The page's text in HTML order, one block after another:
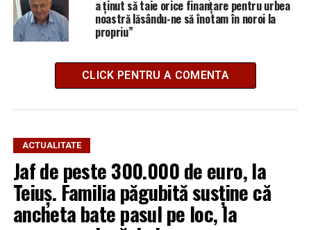
a ținut să taie orice finanțare pentru urbea
noastră lăsându-ne să înotam în noroi la
propriu”
CLICK PENTRU A COMENTA
ACTUALITATE
Jaf de peste 300.000 de euro, la
Teiuș. Familia păgubită susține că
ancheta bate pasul pe loc, la